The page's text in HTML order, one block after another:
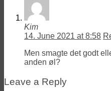
Kim
14. June 2021 at 8:58
Men smagte det godt
anden øl?
Leave a Reply